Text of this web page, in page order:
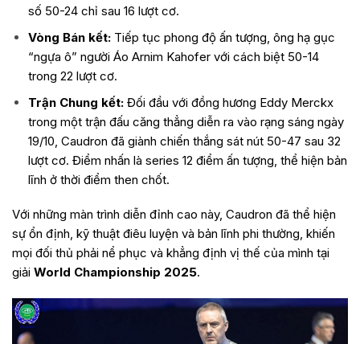
số 50-24 chỉ sau 16 lượt cơ.
Vòng Bán kết: Tiếp tục phong độ ấn tượng, ông hạ gục
“ngựa ô” người Áo Arnim Kahofer với cách biệt 50-14
trong 22 lượt cơ.
Trận Chung kết:Đối đầu với đồng hương Eddy Merckx
trong một trận đấu căng thẳng diễn ra vào rạng sáng ngày
19/10, Caudron đã giành chiến thắng sát nút 50-47 sau 32
lượt cơ. Điểm nhấn là series 12 điểm ấn tượng, thể hiện bản
lĩnh ở thời điểm then chốt.
Với những màn trình diễn đỉnh cao này, Caudron đã thể hiện
sự ổn định, kỹ thuật điêu luyện và bản lĩnh phi thường, khiến
mọi đối thủ phải nể phục và khẳng định vị thế của mình tại
giải World Championship 2025.